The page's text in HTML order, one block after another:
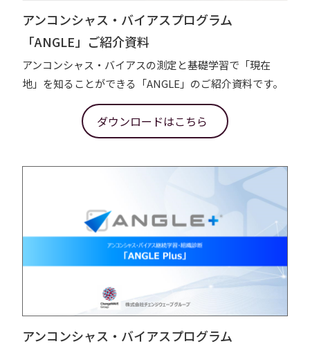
アンコンシャス・バイアスプログラム
「ANGLE」ご紹介資料
アンコンシャス・バイアスの測定と基礎学習で「現在
地」を知ることができる「ANGLE」のご紹介資料です。
ダウンロードはこちら
アンコンシャス・バイアスプログラム